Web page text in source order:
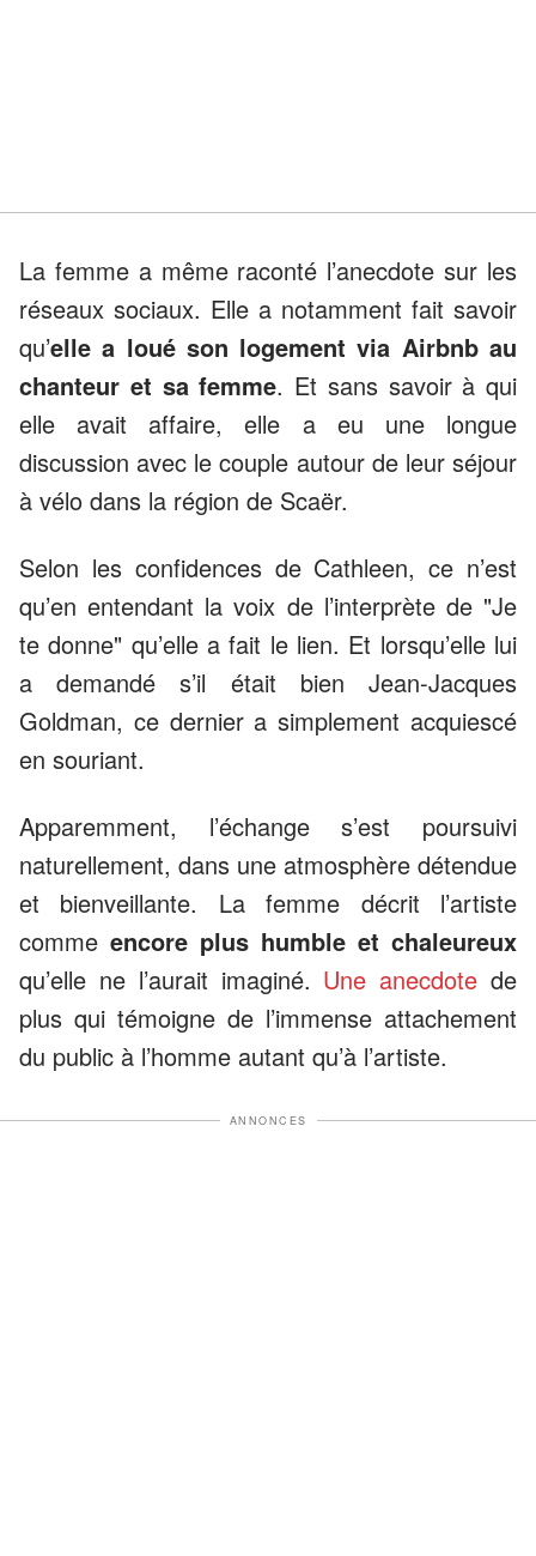
La femme a même raconté l’anecdote sur les
réseaux sociaux. Elle a notamment fait savoir
qu’elle a loué son logement via Airbnb au
chanteur et sa femme. Et sans savoir à qui
elle avait affaire, elle a eu une longue
discussion avec le couple autour de leur séjour
à vélo dans la région de Scaër.
Selon les confidences de Cathleen, ce n’est
qu’en entendant la voix de l’interprète de "Je
te donne" qu’elle a fait le lien. Et lorsqu’elle lui
a demandé s’il était bien Jean-Jacques
Goldman, ce dernier a simplement acquiescé
en souriant.
Apparemment, l’échange s’est poursuivi
naturellement, dans une atmosphère détendue
et bienveillante. La femme décrit l’artiste
comme encore plus humble et chaleureux
qu’elle ne l’aurait imaginé. Une anecdote de
plus qui témoigne de l’immense attachement
du public à l’homme autant qu’à l’artiste.
ANNONCES